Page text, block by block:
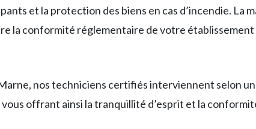
et la protection des biens en cas d’incendie. La
la conformité réglementaire de votre
nos techniciens certifiés interviennent selon
offrant ainsi la tranquillité d’esprit et la